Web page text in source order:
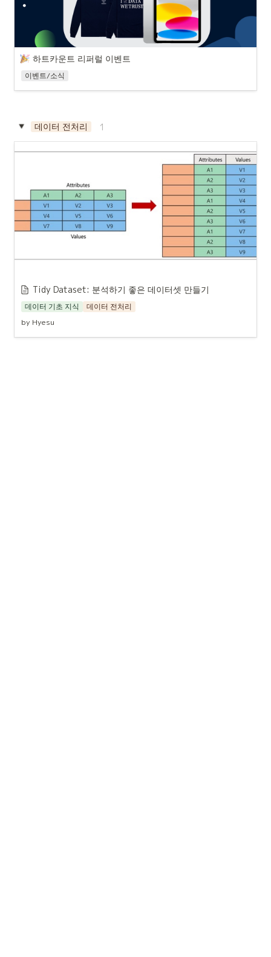
하트카운트 리퍼럴 이벤트
이벤트/소식
데이터 전처리 1
Tidy Dataset: 분석하기 좋은 데이터셋 만들기
데이터 기초 지식
데이터 전처리
by Hyesu